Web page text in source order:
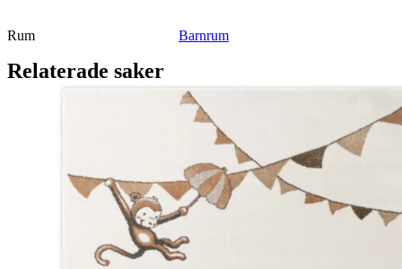
Rum Barnrum
Relaterade saker